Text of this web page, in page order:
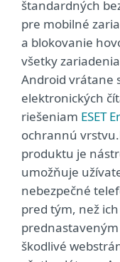
štandardných
pre mobilné
a blokovanie
všetky
Android vrátane
elektronických
riešeniam ESET
ochrannú
produktu je
umožňuje
nebezpečné
pred tým, než
škodlivé